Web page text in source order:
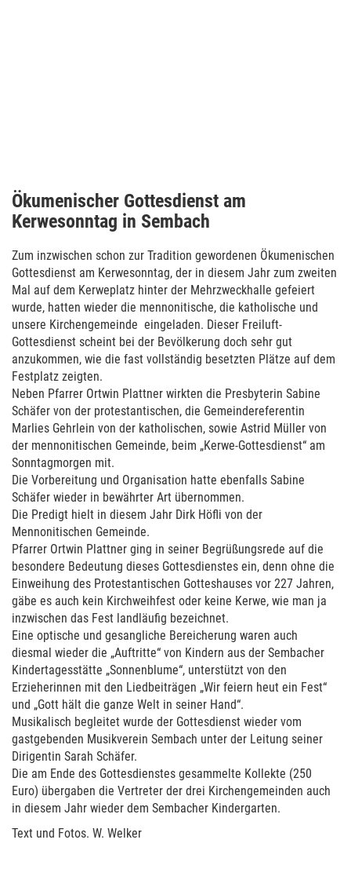
Ökumenischer Gottesdienst am
Kerwesonntag in Sembach
Zum inzwischen schon zur Tradition gewordenen Ökumenischen
Gottesdienst am Kerwesonntag, der in diesem Jahr zum zweiten
Mal auf dem Kerweplatz hinter der Mehrzweckhalle gefeiert
wurde, hatten wieder die mennonitische, die katholische und
unsere Kirchengemeinde eingeladen. Dieser Freiluft-
Gottesdienst scheint bei der Bevölkerung doch sehr gut
anzukommen, wie die fast vollständig besetzten Plätze auf dem
Festplatz zeigten.
Neben Pfarrer Ortwin Plattner wirkten die Presbyterin Sabine
Schäfer von der protestantischen, die Gemeindereferentin
Marlies Gehrlein von der katholischen, sowie Astrid Müller von
der mennonitischen Gemeinde, beim „Kerwe-Gottesdienst“ am
Sonntagmorgen mit.
Die Vorbereitung und Organisation hatte ebenfalls Sabine
Schäfer wieder in bewährter Art übernommen.
Die Predigt hielt in diesem Jahr Dirk Höfli von der
Mennonitischen Gemeinde.
Pfarrer Ortwin Plattner ging in seiner Begrüßungsrede auf die
besondere Bedeutung dieses Gottesdienstes ein, denn ohne die
Einweihung des Protestantischen Gotteshauses vor 227 Jahren,
gäbe es auch kein Kirchweihfest oder keine Kerwe, wie man ja
inzwischen das Fest landläufig bezeichnet.
Eine optische und gesangliche Bereicherung waren auch
diesmal wieder die „Auftritte“ von Kindern aus der Sembacher
Kindertagesstätte „Sonnenblume“, unterstützt von den
Erzieherinnen mit den Liedbeiträgen „Wir feiern heut ein Fest“
und „Gott hält die ganze Welt in seiner Hand“.
Musikalisch begleitet wurde der Gottesdienst wieder vom
gastgebenden Musikverein Sembach unter der Leitung seiner
Dirigentin Sarah Schäfer.
Die am Ende des Gottesdienstes gesammelte Kollekte (250
Euro) übergaben die Vertreter der drei Kirchengemeinden auch
in diesem Jahr wieder dem Sembacher Kindergarten.
Text und Fotos. W. Welker